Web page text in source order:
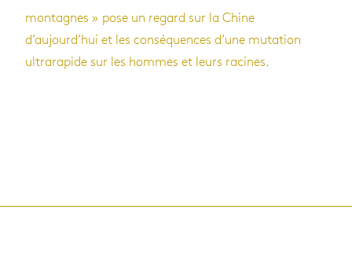
montagnes » pose un regard sur la Chine
d’aujourd’hui et les conséquences d’une mutation
ultrarapide sur les hommes et leurs racines.